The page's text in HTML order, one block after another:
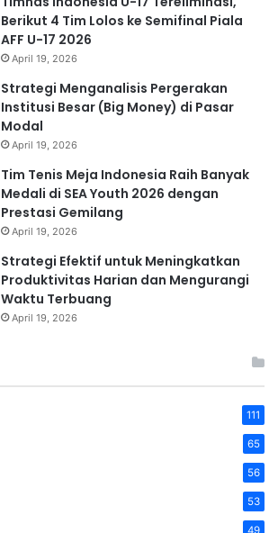
Berikut 4 Tim Lolos ke Semifinal Piala
AFF U-17 2026
April 19, 2026
Strategi Menganalisis Pergerakan
Institusi Besar (Big Money) di Pasar
Modal
April 19, 2026
Tim Tenis Meja Indonesia Raih Banyak
Medali di SEA Youth 2026 dengan
Prestasi Gemilang
April 19, 2026
Strategi Efektif untuk Meningkatkan
Produktivitas Harian dan Mengurangi
Waktu Terbuang
April 19, 2026
111
65
56
53